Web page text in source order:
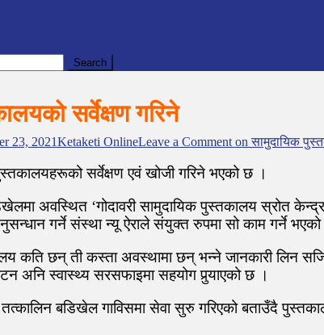
सर्वेक्षण गरिने
23, 2021Ketaketi OnlineLeave a Comment on सामुदायिक
सर्वेक्षण एवं खोजी गरिने भएको छ ।
अवस्थित ‘गोदावरी सामुदायिक पुस्तकालय स्रोत
गर्ने संस्था न्यू ऐराले संयुक्त रुपमा सो काम गर्ने
कति छन् ती कस्ता अवस्थामा छन् भन्ने जानकारी लिन
अनि स्वास्थ्य सरसफाइमा सहयोग पुर्‍याएको छ ।
बडिखेल गाविसमा सेवा सुरु गरिएको बताउँदै